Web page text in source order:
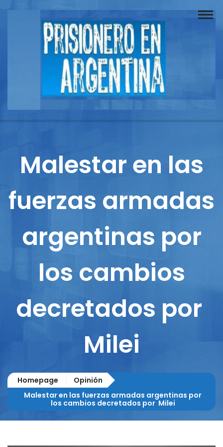
Buscador
Documentos
Reportajes
Columnistas
Malestar en las
fuerzas armadas
argentinas por
los cambios
decretados por
Milei
Homepage
Opinión
Malestar en las fuerzas armadas argentinas por
los cambios decretados por Milei